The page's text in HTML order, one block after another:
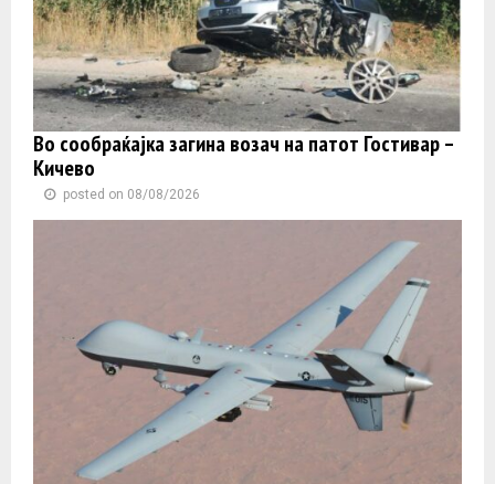
Во сообраќајка загина возач на патот Гостивар –
Кичево
posted on 08/08/2026